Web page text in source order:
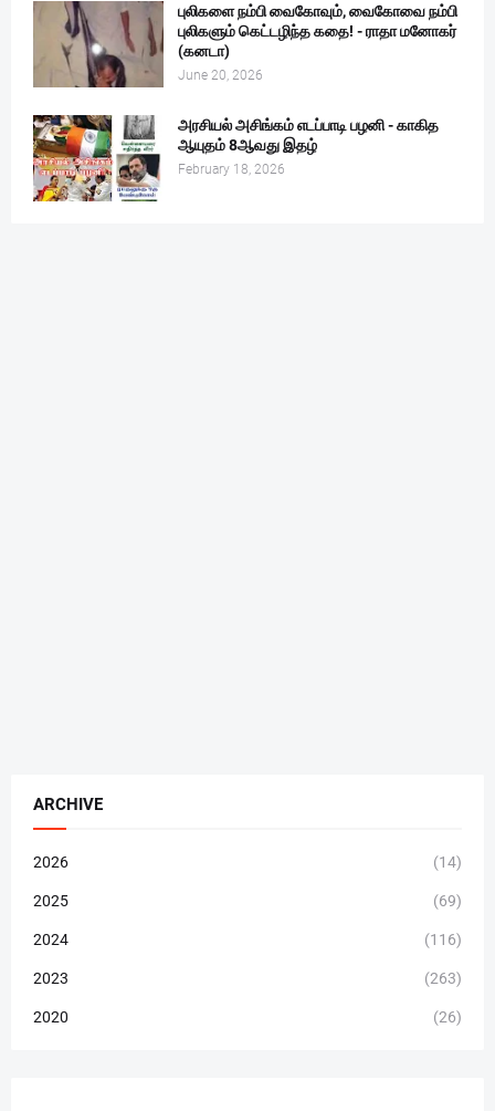
புலிகளை நம்பி வைகோவும், வைகோவை நம்பி
புலிகளும் கெட்டழிந்த கதை! - ராதா மனோகர்
(கனடா)
June 20, 2026
அரசியல் அசிங்கம் எடப்பாடி பழனி - காகித
ஆயுதம் 8ஆவது இதழ்
February 18, 2026
ARCHIVE
2026 (14)
2025 (69)
2024 (116)
2023 (263)
2020 (26)